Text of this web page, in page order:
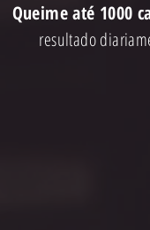
Queime até 1000
resultado